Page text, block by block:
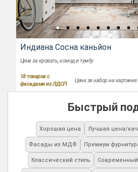
Индиана Сосна каньйон
Цена за кровать, комод и тумбу
18товаров с
фасадами из ЛДСП
Цена за набор на картинке
Быстрый
Хорошая цена Лучшая цена/
Фасады из МДФ Премиум
Классический стиль Современный